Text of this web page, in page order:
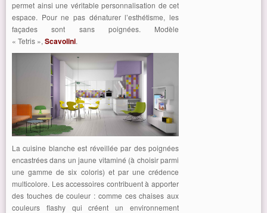
permet ainsi une véritable personnalisation de cet
espace. Pour ne pas dénaturer l’esthétisme, les
façades sont sans poignées. Modèle
« Tetris », Scavolini.
La cuisine blanche est réveillée par des poignées
encastrées dans un jaune vitaminé (à choisir parmi
une gamme de six coloris) et par une crédence
multicolore. Les accessoires contribuent à apporter
des touches de couleur : comme ces chaises aux
couleurs flashy qui créent un environnement